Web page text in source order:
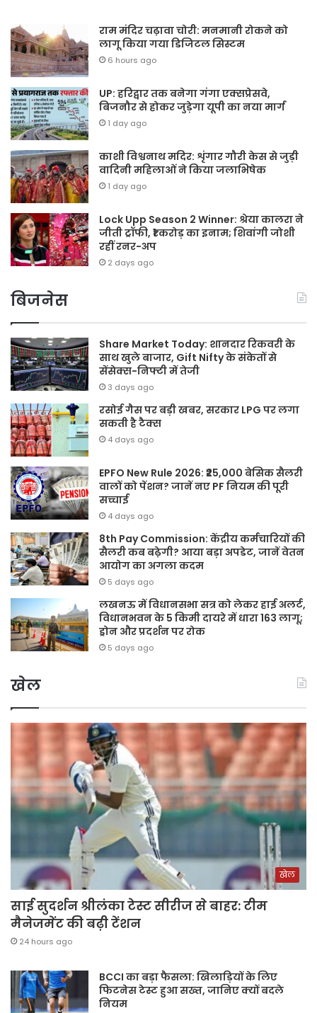
राम मंदिर चढ़ावा चोरी: मनमानी रोकने को
लागू किया गया डिजिटल सिस्टम
6 hours ago
UP: हरिद्वार तक बनेगा गंगा एक्सप्रेसवे,
बिजनौर से होकर जुड़ेगा यूपी का नया मार्ग
1 day ago
काशी विश्वनाथ मदिर: शृंगार गौरी केस से जुड़ी
वादिनी महिलाओं ने किया जलाभिषेक
1 day ago
Lock Upp Season 2 Winner: श्रेया कालरा ने
जीती ट्रॉफी, ₹1 करोड़ का इनाम; शिवांगी जोशी
रहीं रनर-अप
2 days ago
बिजनेस
Share Market Today: शानदार रिकवरी के
साथ खुले बाजार, Gift Nifty के संकेतों से
सेंसेक्स-निफ्टी में तेजी
3 days ago
रसोई गैस पर बड़ी खबर, सरकार LPG पर लगा
सकती है टैक्स
4 days ago
EPFO New Rule 2026: ₹25,000 बेसिक सैलरी
वालों को पेंशन? जानें नए PF नियम की पूरी
सच्चाई
4 days ago
8th Pay Commission: केंद्रीय कर्मचारियों की
सैलरी कब बढ़ेगी? आया बड़ा अपडेट, जानें वेतन
आयोग का अगला कदम
5 days ago
लखनऊ में विधानसभा सत्र को लेकर हाई अलर्ट,
विधानभवन के 5 किमी दायरे में धारा 163 लागू;
ड्रोन और प्रदर्शन पर रोक
5 days ago
खेल
खेल
साई सुदर्शन श्रीलंका टेस्ट सीरीज से बाहर: टीम
मैनेजमेंट की बढ़ी टेंशन
24 hours ago
BCCI का बड़ा फैसला: खिलाड़ियों के लिए
फिटनेस टेस्ट हुआ सख्त, जानिए क्यों बदले
नियम